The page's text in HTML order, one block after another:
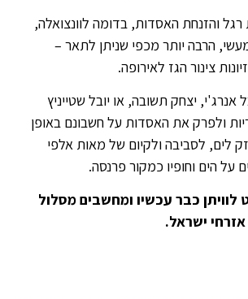
והזנחת האסדות, בדומה לוונצואלה,
הרבה יותר מכפי שניתן לתאר –
צינור הגז לאירופה.
אנרג'י, יצחק תשובה, או יובל שטייניץ
ולפרק את האסדות על חשבונם באופן
לים, לסביבה ולקיום של מאות אלפי
הים וחופיו כמקור פרנסה.
לוויתן כבר עכשיו ומחשבים מסלול
ישראל.